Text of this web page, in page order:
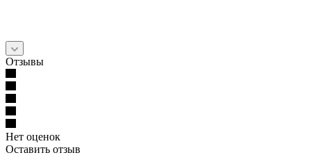
Отзывы
Нет оценок
Оставить отзыв